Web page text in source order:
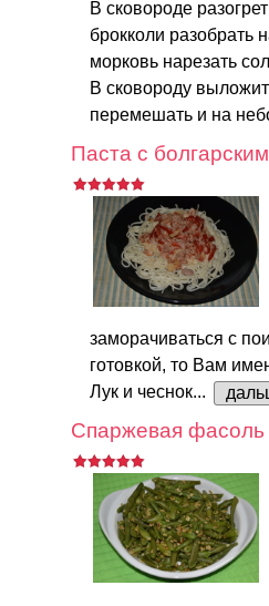
В сковороде
брокколи разобрать
морковь нарезать
В сковороду
перемешать и на
Паста с
заморачиваться с
готовкой, то Вам
Лук и чеснок...
Спаржевая